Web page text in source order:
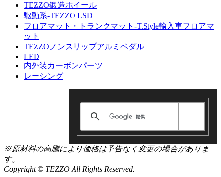
TEZZO鍛造ホイール
駆動系-TEZZO LSD
フロアマット・トランクマット-T.Style輸入車フロアマ
ット
TEZZOノンスリップアルミペダル
LED
内外装カーボンパーツ
レーシング
※原材料の高騰により価格は予告なく変更の場合がありま
す。
Copyright © TEZZO All Rights Reserved.